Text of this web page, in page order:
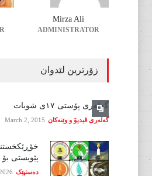
Mirza Ali
ADMINISTRATOR
زۆرترین لێدوان
گەلەری پۆستی ١٧ی شوبات
گەلەری ڤیدیۆ و وێنەکان March 2, 2015
پێویستی
دەستپێک